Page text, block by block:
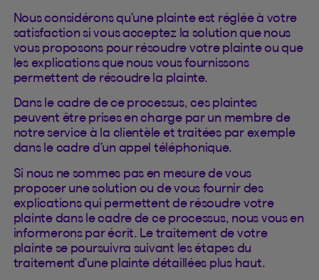
Nous considérons qu’une plainte est réglée à votre
satisfaction si vous acceptez la solution que nous
vous proposons pour résoudre votre plainte ou que
les explications que nous vous fournissons
permettent de résoudre la plainte.
Dans le cadre de ce processus, ces plaintes
peuvent être prises en charge par un membre de
notre service à la clientèle et traitées par exemple
dans le cadre d’un appel téléphonique.
Si nous ne sommes pas en mesure de vous
proposer une solution ou de vous fournir des
explications qui permettent de résoudre votre
plainte dans le cadre de ce processus, nous vous en
informerons par écrit. Le traitement de votre
plainte se poursuivra suivant les étapes du
traitement d’une plainte détaillées plus haut.